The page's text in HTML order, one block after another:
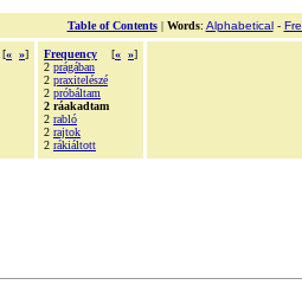
Table of Contents| Words: Alphabetical-
[« »]
Frequency [« »]
2 prágában
2 praxitelészé
2 próbáltam
2 ráakadtam
2 rabló
2 rajtok
2 rákiáltott